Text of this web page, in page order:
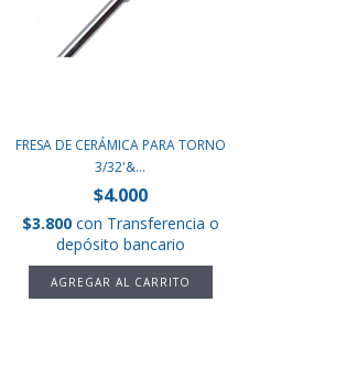
FRESA DE CERÁMICA PARA TORNO
3/32'&...
$4.000
$3.800 con Transferencia o
depósito bancario